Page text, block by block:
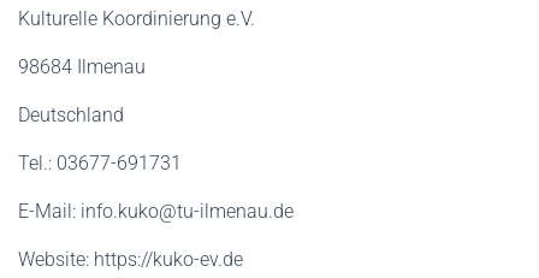
Kulturelle Koordinierung e.V.
98684 Ilmenau
Deutschland
Tel.: 03677-691731
E-Mail: info.kuko@tu-ilmenau.de
Website: https://kuko-ev.de